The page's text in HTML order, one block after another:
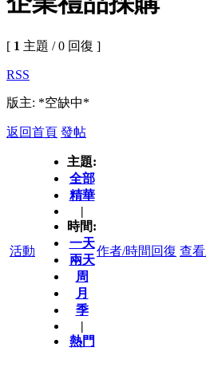
[ 1 主題 / 0 回復 ]
RSS
版主: *空缺中*
返回首頁 發帖
活動
主題:
全部
精華
|
時間:
一天
兩天
周
月
季
|
熱門
作者/時間 回復 查看